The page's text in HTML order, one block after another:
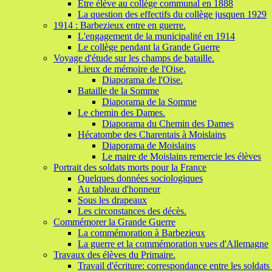
Etre élève au collège communal en 1888
La question des effectifs du collège jusquen 1929
1914 : Barbezieux entre en guerre.
L'engagement de la municipalité en 1914
Le collège pendant la Grande Guerre
Voyage d'étude sur les champs de bataille.
Lieux de mémoire de l'Oise.
Diaporama de l'Oise.
Bataille de la Somme
Diaporama de la Somme
Le chemin des Dames.
Diaporama du Chemin des Dames
Hécatombe des Charentais à Moislains
Diaporama de Moislains
Le maire de Moislains remercie les élèves
Portrait des soldats morts pour la France
Quelques données sociologiques
Au tableau d'honneur
Sous les drapeaux
Les circonstances des décès.
Commémorer la Grande Guerre
La commémoration à Barbezieux
La guerre et la commémoration vues d'Allemagne
Travaux des élèves du Primaire.
Travail d'écriture: correspondance entre les soldats